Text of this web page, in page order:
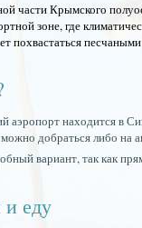
части Крымского
зоне, где
похвастаться
аэропорт находится в
добраться либо на
вариант, так как
еду